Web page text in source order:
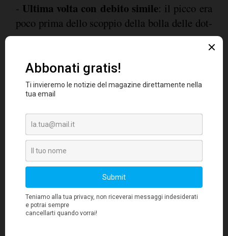
- Ultima volta con debito simile: il picco era
poco prima dello scoppio della bolla delle dot-
com.
: gli analisti si chiedono
se i mercati siano in una fase speculativa.
Indicatore di ampiezza: le versioni equal-
weight degli indici tecnologici sono in ritardo
rispetto a quelle a capitalizzazione, a causa di
costi energetici più alti, aspettative
inflazionistiche e rendimenti globali in
aumento.
Altri segnali di potenziale sovrapprezzo
includono: ilrapporto P/EdelNasdaqa
livelli storicamente preoccupanti, ilCAPEche
si avvicina a 40 (ultimo valore simile durante